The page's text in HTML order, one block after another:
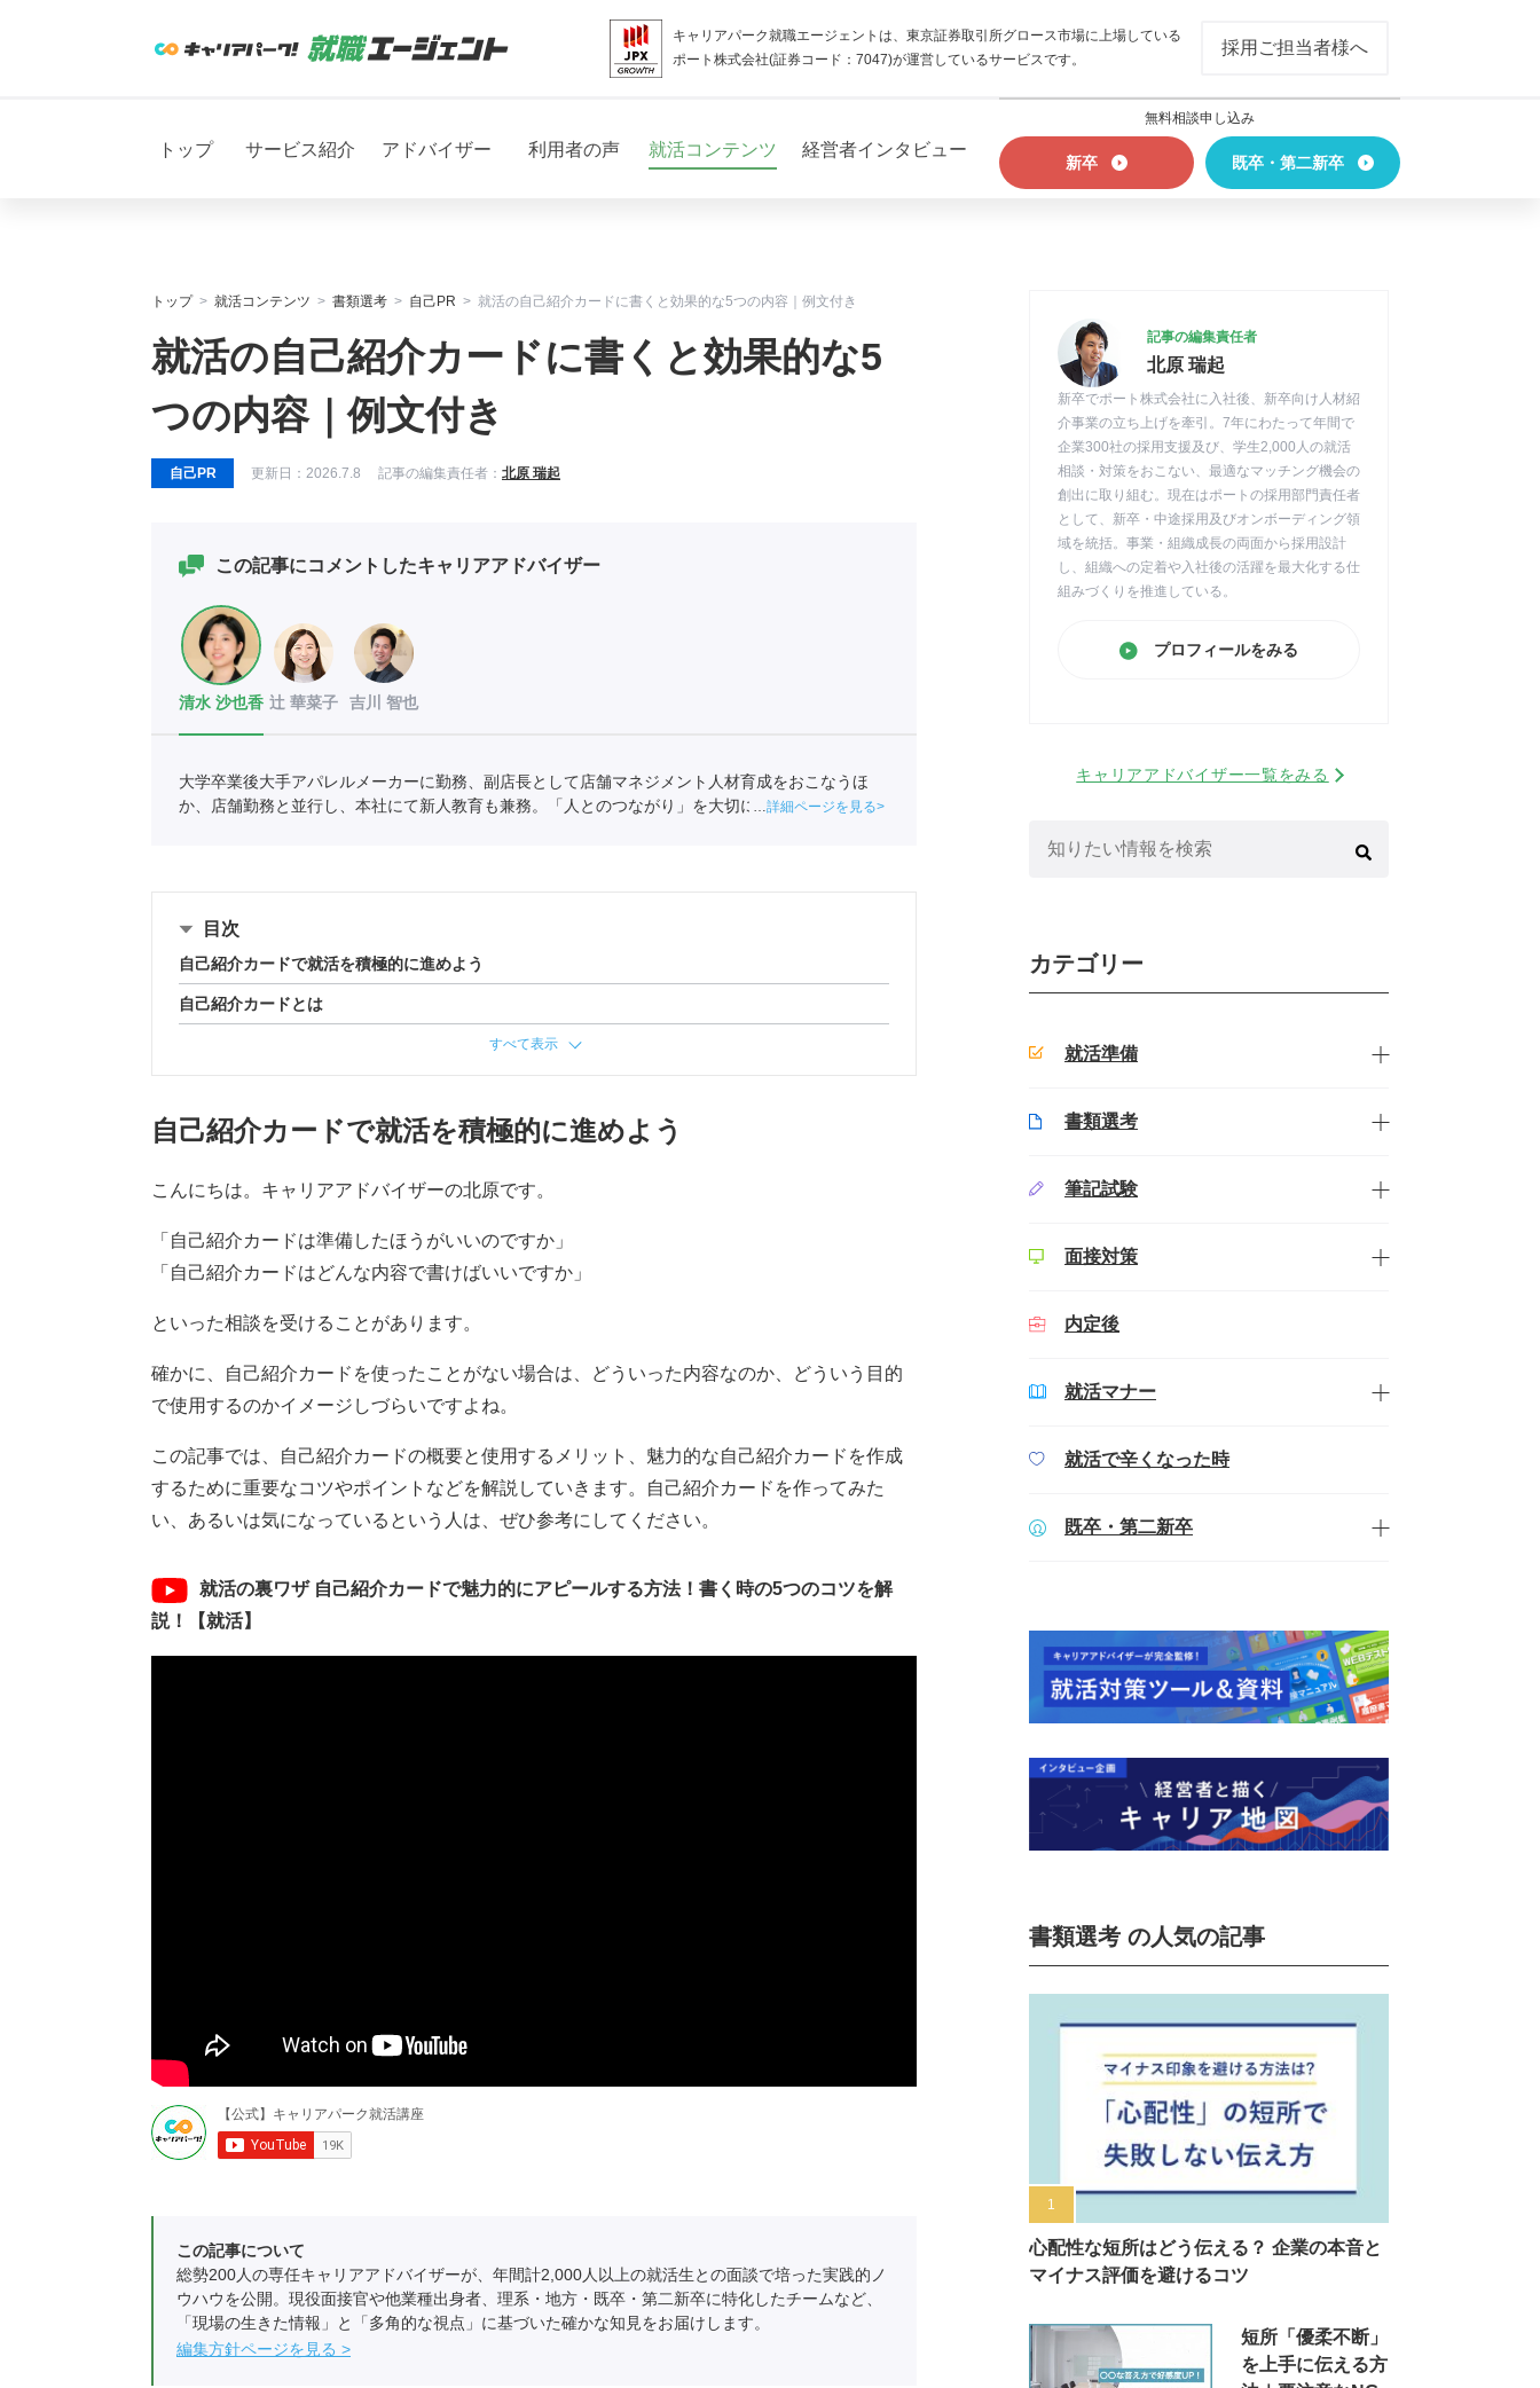
キャリアパーク就職エージェントは、東京証券取引所グロース市場に上場している
ポート株式会社(証券コード：7047)が運営しているサービスです。
採用ご担当者様へ
トップ サービス紹介 アドバイザー 利用者の声 就活コンテンツ 経営者インタビュー
無料相談申し込み
新卒 既卒・第二新卒
トップ 就活コンテンツ 書類選考 自己PR 就活の自己紹介カードに書くと効果的な5つの内容｜例文付き
就活の自己紹介カードに書くと効果的な5
つの内容｜例文付き
自己PR 更新日： 2026.7.8 記事の編集責任者： 北原 瑞起
この記事にコメントしたキャリアアドバイザー
清水 沙也香 辻 華菜子 吉川 智也
大学卒業後大手アパレルメーカーに勤務、副店長として店舗マネジメント人材育成をおこなうほ
か、店舗勤務と並行し、本社にて新人教育も兼務。「人とのつながり」を大切にしつつ、自分の長
詳細ページを見る
目次
自己紹介カードで就活を積極的に進めよう
自己紹介カードとは
すべて表示
自己紹介カードで就活を積極的に進めよう
こんにちは。キャリアアドバイザーの北原です。
「自己紹介カードは準備したほうがいいのですか」
「自己紹介カードはどんな内容で書けばいいですか」
といった相談を受けることがあります。
確かに、自己紹介カードを使ったことがない場合は、どういった内容なのか、どういう目的
で使用するのかイメージしづらいですよね。
この記事では、自己紹介カードの概要と使用するメリット、魅力的な自己紹介カードを作成
するために重要なコツやポイントなどを解説していきます。自己紹介カードを作ってみた
い、あるいは気になっているという人は、ぜひ参考にしてください。
就活の裏ワザ 自己紹介カードで魅力的にアピールする方法！書く時の5つのコツを解
説！【就活】
この記事について
総勢200人の専任キャリアアドバイザーが、年間計2,000人以上の就活生との面談で培った実践的ノ
ウハウを公開。現役面接官や他業種出身者、理系・地方・既卒・第二新卒に特化したチームなど、
「現場の生きた情報」と「多角的な視点」に基づいた確かな知見をお届けします。
編集方針ページを見る
記事の編集責任者
北原 瑞起
新卒でポート株式会社に入社後、新卒向け人材紹
介事業の立ち上げを牽引。7年にわたって年間で
企業300社の採用支援及び、学生2,000人の就活
相談・対策をおこない、最適なマッチング機会の
創出に取り組む。現在はポートの採用部門責任者
として、新卒・中途採用及びオンボーディング領
域を統括。事業・組織成長の両面から採用設計
し、組織への定着や入社後の活躍を最大化する仕
組みづくりを推進している。
プロフィールをみる
キャリアアドバイザー一覧をみる
カテゴリー
就活準備
書類選考
筆記試験
面接対策
内定後
就活マナー
就活で辛くなった時
既卒・第二新卒
書類選考 の人気の記事
心配性な短所はどう伝える？ 企業の本音と
マイナス評価を避けるコツ
短所「優柔不断」
を上手に伝える方